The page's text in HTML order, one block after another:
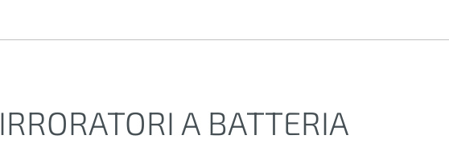
IRRORATORI A BATTERIA